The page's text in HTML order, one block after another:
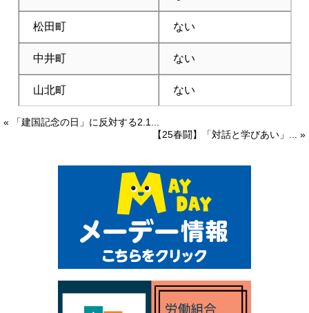
松田町 ない
中井町 ない
山北町 ない
« 「建国記念の日」に反対する2.1...
【25春闘】「対話と学びあい」... »